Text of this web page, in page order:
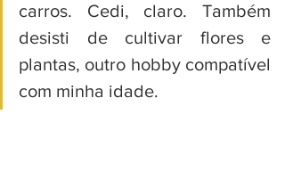
carros. Cedi, claro. Também
desisti de cultivar flores e
plantas, outro hobby compatível
com minha idade.